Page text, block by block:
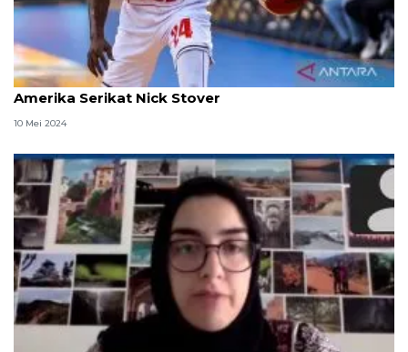
Tangerang Hawks rekrut pemain anyar asal
Amerika Serikat Nick Stover
10 Mei 2024